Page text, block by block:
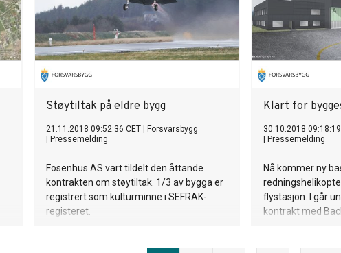
Støytiltak på eldre bygg
21.11.2018 09:52:36 CET
Forsvarsbygg
Pressemelding
Fosenhus AS vart tildelt den åttande
kontrakten om støytiltak. 1/3 av bygga er
registrert som kulturminne i SEFRAK-
registeret.
Klart for
30.10.2018
Pressemelding
Nå kommer ny
flystasjon. I går
kontrakt med